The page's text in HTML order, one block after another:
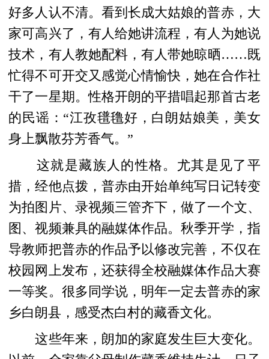
好多人认不清。看到长成大姑娘的普赤，大
家可高兴了，有人给她讲流程，有人为她说
技术，有人教她配料，有人带她晾晒……既
忙得不可开交又感觉心情愉快，她在合作社
干了一星期。性格开朗的平措唱起那首古老
的民谣：“江孜氆氇好，白朗姑娘美，美女
身上飘散芬芳香气。”
这就是藏族人的性格。尤其是见了平
措，经他点拨，普赤由开始单纯写日记转变
为拍图片、录视频三管齐下，做了一个文、
图、视频兼具的融媒体作品。秋季开学，指
导教师把普赤的作品予以修改完善，不仅在
校园网上发布，还获得全校融媒体作品大赛
一等奖。很多同学说，明年一定去普赤的家
乡白朗县，感受杰白村的藏香文化。
这些年来，朗加的家庭发生巨大变化。